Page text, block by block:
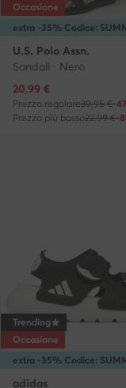
extra -35% Codice:
Occasione
U.S. Polo Assn.
Sandali · Nero
Prezzo attuale
20,99 €
Prezzo regolare39,95 €-
Prezzo più basso22,99 €-
extra -35% Codice:
Trending
Occasione
adidas